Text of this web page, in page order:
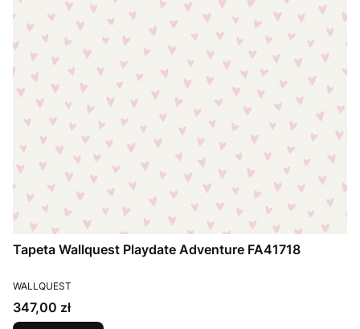
Tapeta Wallquest Playdate Adventure FA41718
PRODUCENT
WALLQUEST
Cena
347,00 zł